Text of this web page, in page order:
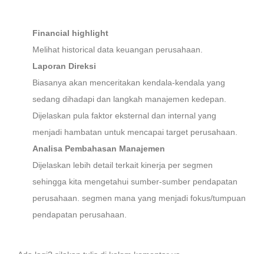
Financial highlight
Melihat historical data keuangan perusahaan.
Laporan Direksi
Biasanya akan menceritakan kendala-kendala yang
sedang dihadapi dan langkah manajemen kedepan.
Dijelaskan pula faktor eksternal dan internal yang
menjadi hambatan untuk mencapai target perusahaan.
Analisa Pembahasan Manajemen
Dijelaskan lebih detail terkait kinerja per segmen
sehingga kita mengetahui sumber-sumber pendapatan
perusahaan. segmen mana yang menjadi fokus/tumpuan
pendapatan perusahaan.